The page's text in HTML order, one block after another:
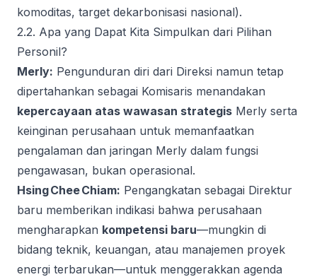
komoditas, target dekarbonisasi nasional).
2.2. Apa yang Dapat Kita Simpulkan dari Pilihan
Personil?
Merly: Pengunduran diri dari Direksi namun tetap
dipertahankan sebagai Komisaris menandakan
kepercayaan atas wawasan strategis Merly serta
keinginan perusahaan untuk memanfaatkan
pengalaman dan jaringan Merly dalam fungsi
pengawasan, bukan operasional.
Hsing Chee Chiam: Pengangkatan sebagai Direktur
baru memberikan indikasi bahwa perusahaan
mengharapkan kompetensi baru—mungkin di
bidang teknik, keuangan, atau manajemen proyek
energi terbarukan—untuk menggerakkan agenda